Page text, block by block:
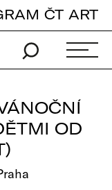
ČT ART
OD